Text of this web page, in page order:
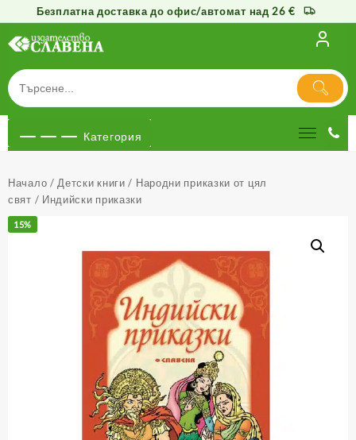
Безплатна доставка до офис/автомат над 26 €
съдържанието
Категория
Начало / Детски книги / Народни приказки от цял
свят / Индийски приказки
15%